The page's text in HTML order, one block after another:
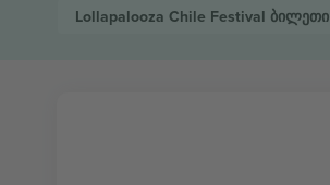
Lollapalooza Chile Festival ბილეთი